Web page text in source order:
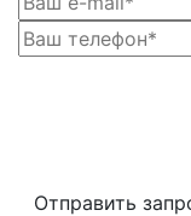
Отправить